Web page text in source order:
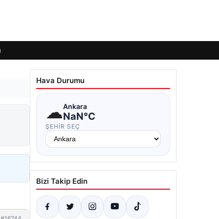
Hava Durumu
☁Ankara
NaN°C
ŞEHIR SEÇ
Bizi Takip Edin